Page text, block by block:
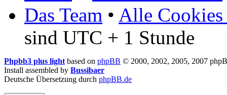
Das Team • Alle Cookies
sind UTC + 1 Stunde
Phpbb3 plus light based on phpBB © 2000, 2002, 2005, 2007
Install assembled by Bussibaer
Deutsche Übersetzung durch phpBB.de